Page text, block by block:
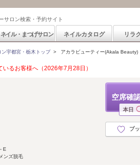
サロン検索・予約サイト
ネイル・まつげサロン ネイルカタログ リラ
ン宇都宮・栃木トップ> アカラビューティー(Akala Beauty)
るお客様へ（2026年7月28日）
空席確
本日
ブ
E
ンズ脱毛